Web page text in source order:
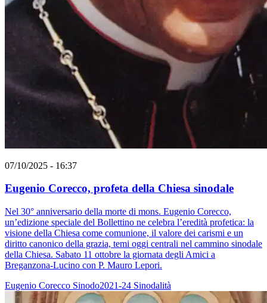
07/10/2025 - 16:37
Eugenio Corecco, profeta della Chiesa sinodale
Nel 30° anniversario della morte di mons. Eugenio Corecco,
un’edizione speciale del Bollettino ne celebra l’eredità profetica: la
visione della Chiesa come comunione, il valore dei carismi e un
diritto canonico della grazia, temi oggi centrali nel cammino sinodale
della Chiesa. Sabato 11 ottobre la giornata degli Amici a
Breganzona-Lucino con P. Mauro Lepori.
Eugenio Corecco Sinodo2021-24 Sinodalità